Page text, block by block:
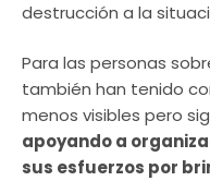
destrucción a la
Para las personas
también han tenido
menos visibles pero
apoyando a
sus esfuerzos por